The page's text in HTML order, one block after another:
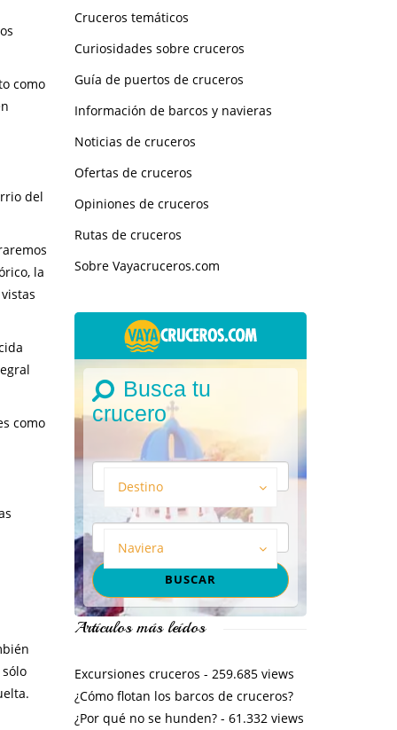
como
del
la
como
sólo
Cruceros temáticos
Curiosidades sobre cruceros
Guía de puertos de cruceros
Información de barcos y navieras
Noticias de cruceros
Ofertas de cruceros
Opiniones de cruceros
Rutas de cruceros
Sobre Vayacruceros.com
Busca tu
crucero
Destino
Naviera
Artículos más leídos
Excursiones cruceros - 259.685 views
¿Cómo flotan los barcos de cruceros?
¿Por qué no se hunden?- 61.332 views